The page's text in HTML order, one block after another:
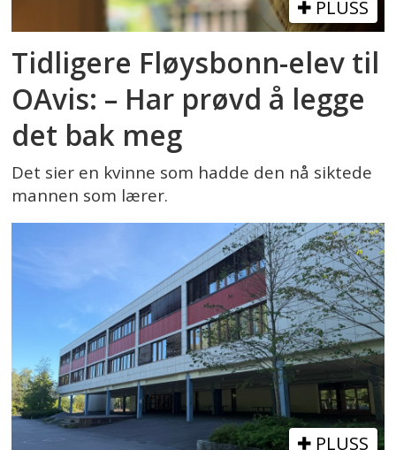
PLUSS
Tidligere Fløysbonn-elev til
OAvis: – Har prøvd å legge
det bak meg
Det sier en kvinne som hadde den nå siktede
mannen som lærer.
PLUSS